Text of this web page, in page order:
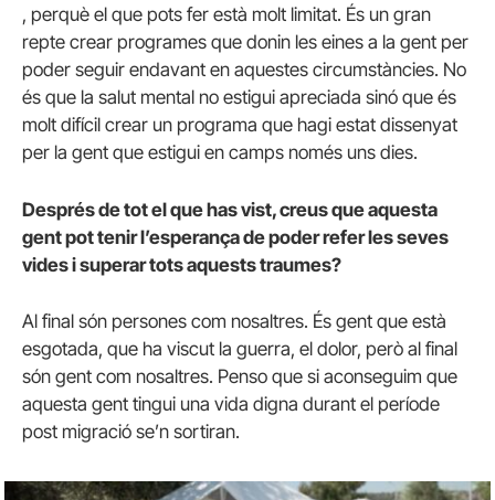
, perquè el que pots fer està molt limitat. És un gran
repte crear programes que donin les eines a la gent per
poder seguir endavant en aquestes circumstàncies. No
és que la salut mental no estigui apreciada sinó que és
molt difícil crear un programa que hagi estat dissenyat
per la gent que estigui en camps només uns dies.
Després de tot el que has vist, creus que aquesta
gent pot tenir l’esperança de poder refer les seves
vides i superar tots aquests traumes?
Al final són persones com nosaltres. És gent que està
esgotada, que ha viscut la guerra, el dolor, però al final
són gent com nosaltres. Penso que si aconseguim que
aquesta gent tingui una vida digna durant el període
post migració se’n sortiran.